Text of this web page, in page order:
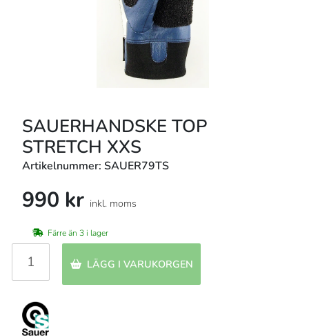
SAUERHANDSKE TOP
STRETCH XXS
Artikelnummer: SAUER79TS
990 kr inkl. moms
Färre än 3 i lager
LÄGG I VARUKORGEN